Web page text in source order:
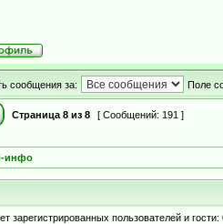
сообщения за: Поле
Страница 8 из 8 [ Сообщений: 191 ]
инфо
зарегистрированных пользователей и гости: